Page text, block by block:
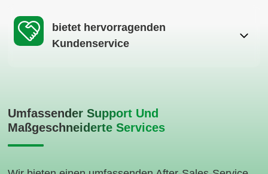
bietet hervorragenden
Kundenservice
Umfassender Support Und
Maßgeschneiderte Services